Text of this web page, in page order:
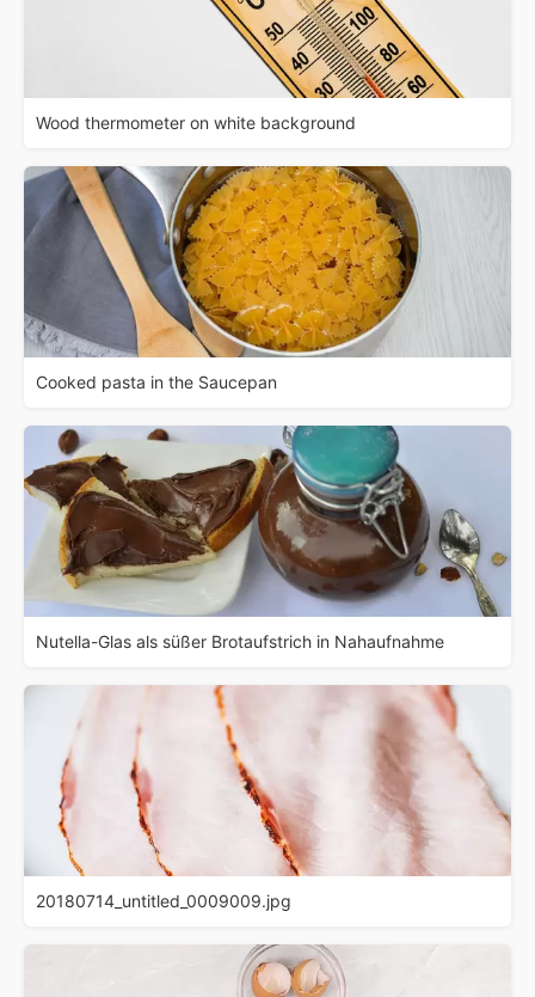
Wood thermometer on white background
Cooked pasta in the Saucepan
Nutella-Glas als süßer Brotaufstrich in Nahaufnahme
20180714_untitled_0009009.jpg